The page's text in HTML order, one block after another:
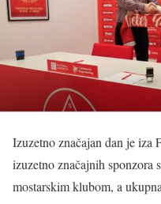
Izuzetno značajan dan je iza
izuzetno značajnih sponzora
mostarskim klubom, a